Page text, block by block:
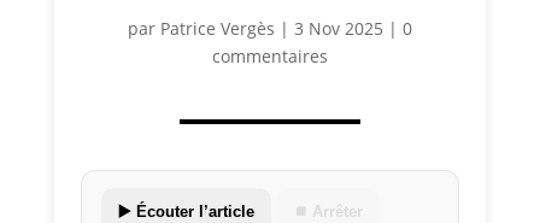
par Patrice Vergès | 3 Nov 2025 | 0
commentaires
▶️ Écouter l’article ⏹ Arrêter